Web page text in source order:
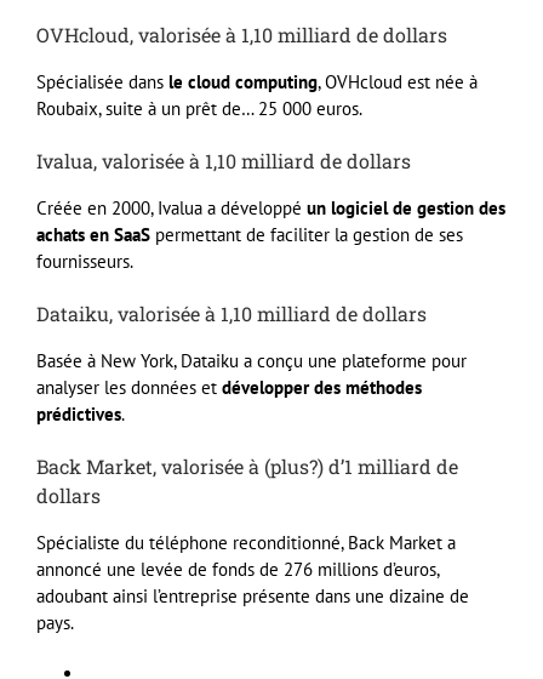
OVHcloud, valorisée à 1,10 milliard de dollars
Spécialisée dans le cloud computing, OVHcloud est née à
Roubaix, suite à un prêt de… 25 000 euros.
Ivalua, valorisée à 1,10 milliard de dollars
Créée en 2000, Ivalua a développé un logiciel de gestion des
achats en SaaS permettant de faciliter la gestion de ses
fournisseurs.
Dataiku, valorisée à 1,10 milliard de dollars
Basée à New York, Dataiku a conçu une plateforme pour
analyser les données et développer des méthodes
prédictives.
Back Market, valorisée à (plus?) d’1 milliard de
dollars
Spécialiste du téléphone reconditionné, Back Market a
annoncé une levée de fonds de 276 millions d’euros,
adoubant ainsi l’entreprise présente dans une dizaine de
pays.